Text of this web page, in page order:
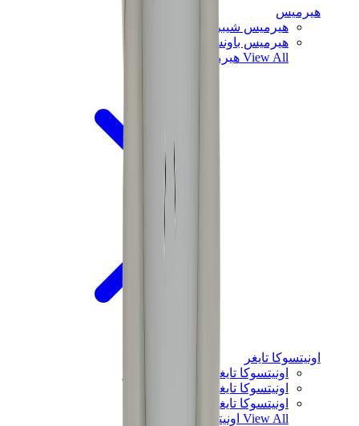
هيرميس
هيرميس شيبر
هيرميس باونسينج
View All هيرميس
اونيتسوكا تايغر
اونيتسوكا تايغر مكسيكو 66 سابو
اونيتسوكا تايغر مكسيكو 66
اونيتسوكا تايغر توكوتن
View All اونيتسوكا تايغر